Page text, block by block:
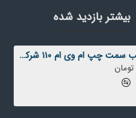
بیشتر بازدید شده
چراغ عقب سمت چپ ام وی ام 110 شرکتی